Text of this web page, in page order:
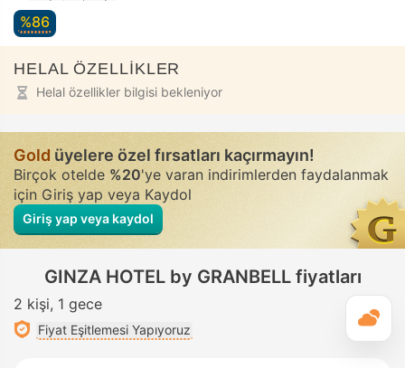
%86
HELAL ÖZELLİKLER
Helal özellikler bilgisi bekleniyor
Goldüyelere özel fırsatları kaçırmayın!
Birçok otelde%20'ye varan indirimlerden faydalanmak
için Giriş yap veya Kaydol
Giriş yap veya kaydol
GINZA HOTEL by GRANBELL fiyatları
2 kişi 1 gece
Fiyat Eşitlemesi Yapıyoruz